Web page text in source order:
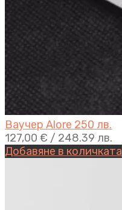
Ваучер Alore 250 лв.
127,00 € / 248.39 лв.
Добавяне в количката